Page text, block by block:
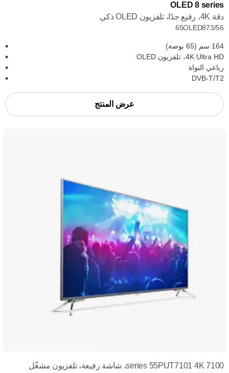
OLED 8 series
دقة 4K، رفيع جدًا، تلفزيون OLED ذكي
65OLED873/56
164 سم (65 بوصة)
4K Ultra HD، تلفزيون OLED
رباعي النواة
DVB-T/T2
عرض المنتج
7100 series 55PUT7101 4K، شاشة رفيعة، تلفزيون مشغّل